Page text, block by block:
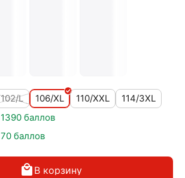
102/L 106/XL 110/XXL
114/3XL
1390 баллов
70 баллов
В корзину